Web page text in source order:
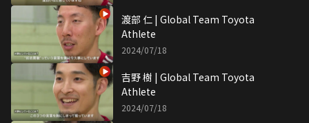
渡部 仁 | Global Team Toyota
Athlete
2024/07/18
吉野 樹 | Global Team Toyota
Athlete
2024/07/18